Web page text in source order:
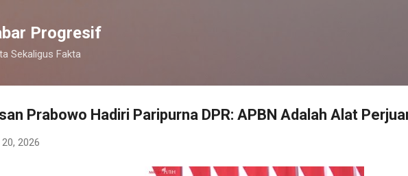
Progresif
Sekaligus Fakta
Prabowo Hadiri Paripurna DPR: APBN Adalah Alat
2026